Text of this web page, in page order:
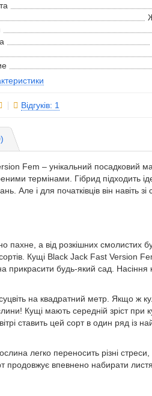
Відгуків: 1
Fem – унікальний посадковий
термінами. Гібрид підходить
і для початківців він навіть
пахне, а від розкішних смолистих
Кущі Black Jack Fast Version
будь-який сад. Насіння
на квадратний метр. Якщо ж
Кущі мають середній зріст при
ставить цей сорт в один ряд із
легко переносить різні стреси,
продовжує впевнено набирати